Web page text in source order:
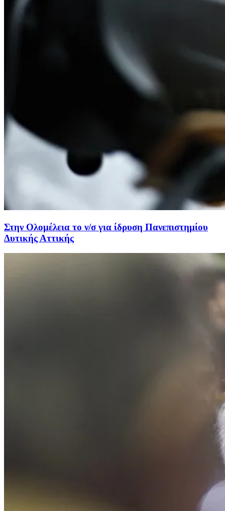
Στην Ολομέλεια το ν/σ για ίδρυση Πανεπιστημίου
Δυτικής Αττικής